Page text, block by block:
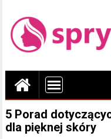
5 Porad
dla pięknej skóry